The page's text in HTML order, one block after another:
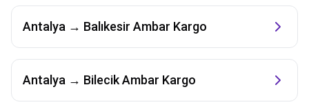
Antalya → Balıkesir Ambar Kargo
Antalya → BilecikAmbar Kargo